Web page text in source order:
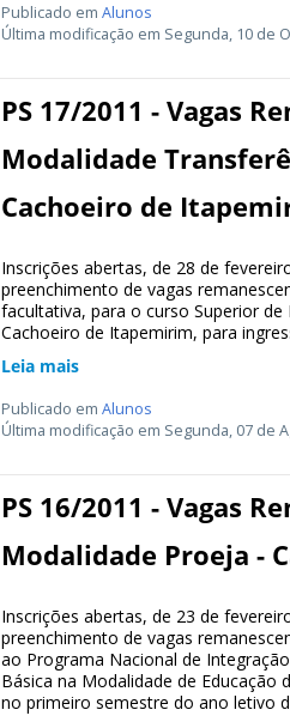
Publicado em Alunos
Última modificação em Segunda, 10 de
PS 17/2011 - Vagas
Modalidade
Cachoeiro de
Inscrições abertas, de 28 de
preenchimento de vagas
facultativa, para o curso Superior
Cachoeiro de Itapemirim, para
Leia mais
Publicado em Alunos
Última modificação em Segunda, 07 de
PS 16/2011 - Vagas
Modalidade Proeja -
Inscrições abertas, de 23 de
preenchimento de vagas
ao Programa Nacional de
Básica na Modalidade de Educação
no primeiro semestre do ano letivo